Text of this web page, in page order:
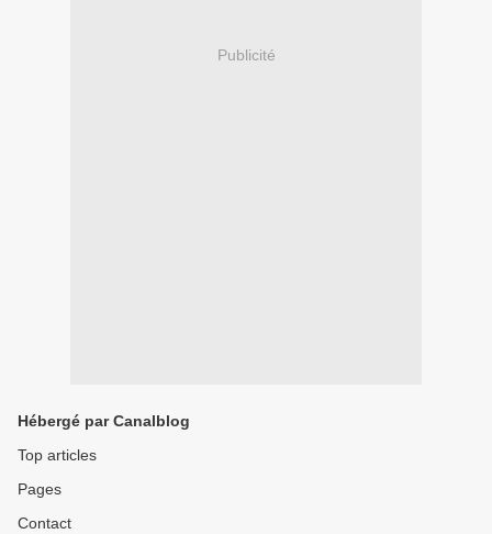
Publicité
Hébergé par Canalblog
Top articles
Pages
Contact